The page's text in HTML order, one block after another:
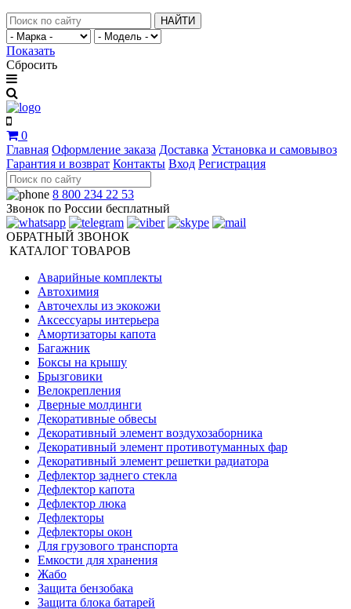
НАЙТИ
Показать
Сбросить
0
Главная Оформление заказа Доставка Установка и самовывоз
Гарантия и возврат Контакты Вход Регистрация
8 800 234 22 53
Звонок по России бесплатный
ОБРАТНЫЙ ЗВОНОК
КАТАЛОГ ТОВАРОВ
Аварийные комплекты
Автохимия
Авточехлы из экокожи
Аксессуары интерьера
Амортизаторы капота
Багажник
Боксы на крышу
Брызговики
Велокрепления
Дверные молдинги
Декоративные обвесы
Декоративный элемент воздухозаборника
Декоративный элемент противотуманных фар
Декоративный элемент решетки радиатора
Дефлектор заднего стекла
Дефлектор капота
Дефлектор люка
Дефлекторы
Дефлекторы окон
Для грузового транспорта
Емкости для хранения
Жабо
Защита бензобака
Защита блока батарей